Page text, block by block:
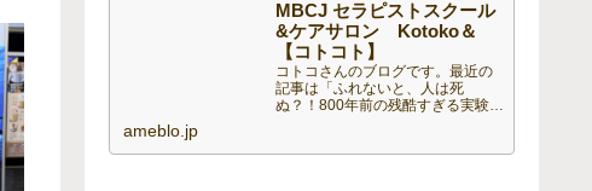
MBCJ セラピストスクール
&ケアサロン Kotoko＆
【コトコト】
コトコさんのブログです。最近の
記事は「ふれないと、人は死
ぬ？！800年前の残酷すぎる実験と
ameblo.jp